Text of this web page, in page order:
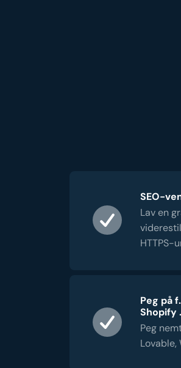
SEO-
Lav en
HTTPS-
Peg på
Shopify
Peg
Lovable,